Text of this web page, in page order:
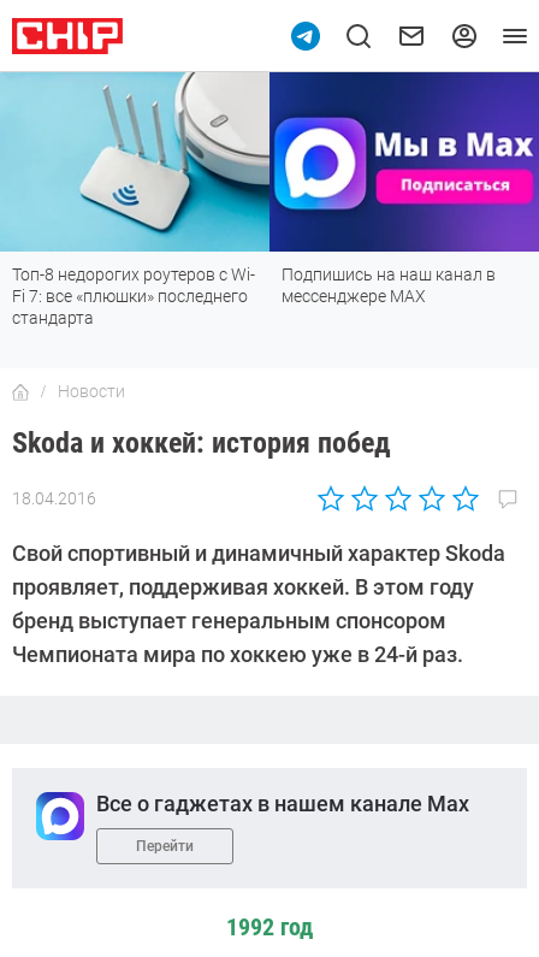
Топ-8 недорогих роутеров с Wi-
Fi 7: все «плюшки» последнего
стандарта
Подпишись на наш канал в
мессенджере МАХ
Новости
Skoda и хоккей: история побед
18.04.2016
Автор:
Suslov
Свой спортивный и динамичный характер Skoda
проявляет, поддерживая хоккей. В этом году
бренд выступает генеральным спонсором
Чемпионата мира по хоккею уже в 24-й раз.
Все о гаджетах в нашем канале Max
Перейти
1992 год